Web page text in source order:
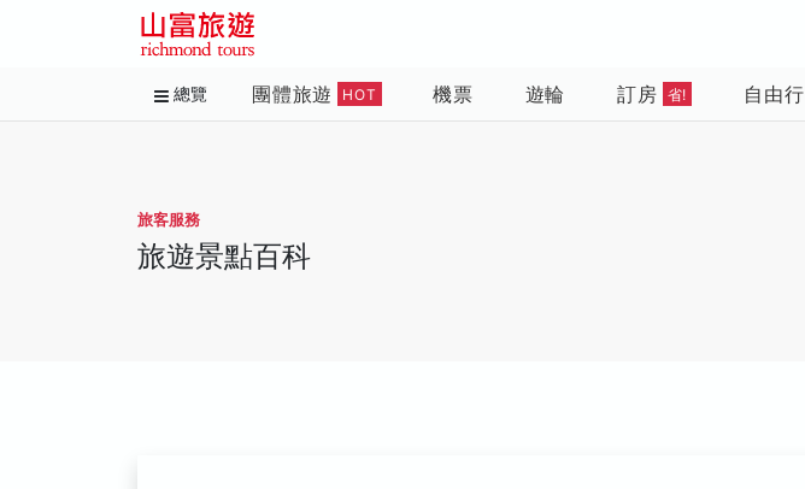
總覽 團體旅遊 HOT 機票 遊輪 訂房 省! 自由行
旅客服務
旅遊景點百科